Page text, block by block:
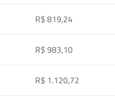
R$ 819,24
R$ 983,10
R$ 1.120,72